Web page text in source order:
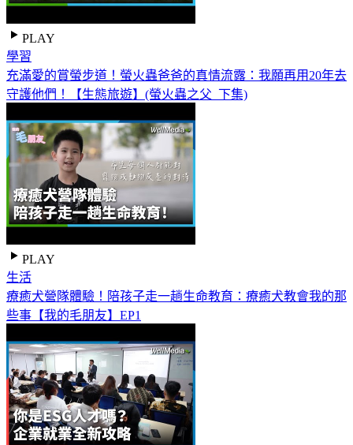
PLAY
學習
充滿愛的賞螢步道！螢火蟲爸爸的真情流露：我願再用20年去
守護他們！【生態旅遊】(螢火蟲之父_下集)
PLAY
生活
療癒犬營隊體驗！陪孩子走一趟生命教育：療癒犬教會我的那
些事【我的毛朋友】EP1